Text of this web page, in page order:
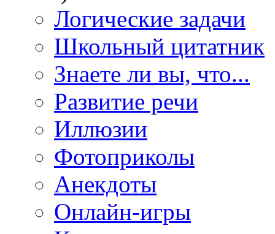
Логические задачи
Школьный цитатник
Знаете ли вы, что...
Развитие речи
Иллюзии
Фотоприколы
Анекдоты
Онлайн-игры